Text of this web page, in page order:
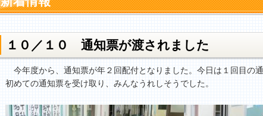
１０／１０ 通知票が渡されました
今年度から、通知票が年２回配付となりました。今日は１回目の
初めての通知票を受け取り、みんなうれしそうでした。